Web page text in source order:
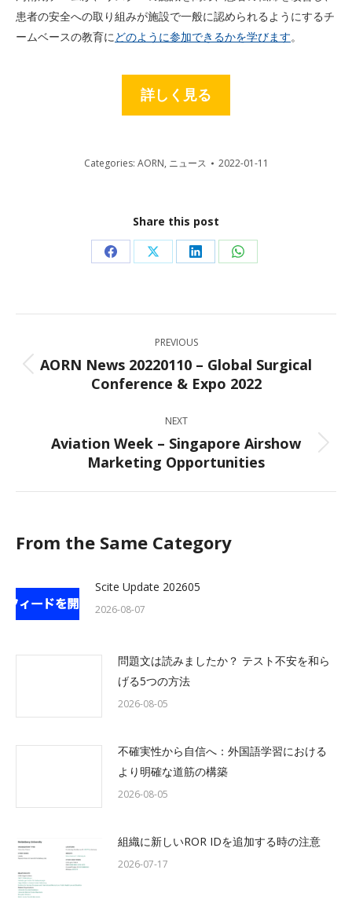
患者の安全への取り組みが施設で一般に認められるようにするチ
ームベースの教育にどのように参加できるかを学びます。
詳しく見る
Categories: AORN, ニュース 2022-01-11
Share this post
Share
Facebook
Share
X
Share
LinkedIn
Share
WhatsApp
navigation
PREVIOUS
Previous
post:
AORN News 20220110 – Global Surgical
Conference & Expo 2022
NEXT
Next
post:
Aviation Week – Singapore Airshow
Marketing Opportunities
From the Same Category
Scite Update 202605
2026-08-07
問題文は読みましたか？ テスト不安を和ら
げる5つの方法
2026-08-05
不確実性から自信へ：外国語学習における
より明確な道筋の構築
2026-08-05
組織に新しいROR IDを追加する時の注意
2026-07-17